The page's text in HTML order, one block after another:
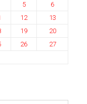
5
6
12
13
19
20
26
27